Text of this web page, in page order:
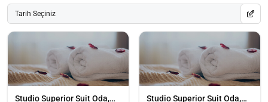
Tarih Seçiniz
Studio Superior Suit Oda,
Studio Superior Suit Oda,